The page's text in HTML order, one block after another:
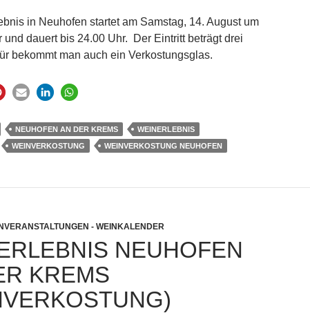
in Neuhofen startet am Samstag, 14. August um
und dauert bis 24.00 Uhr. Der Eintritt beträgt drei
bekommt man auch ein Verkostungsglas.
NEUHOFEN AN DER KREMS
WEINERLEBNIS
WEINVERKOSTUNG WEINVERKOSTUNG NEUHOFEN
- WEINKALENDER
NEUHOFEN
KREMS